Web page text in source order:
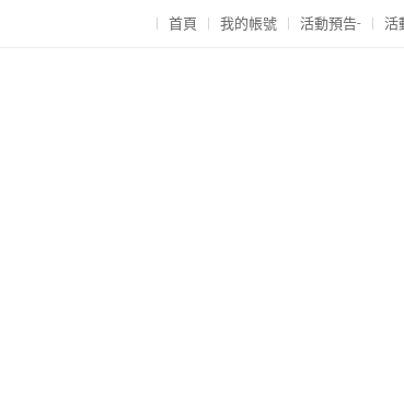
首頁 我的帳號 活動預告- 活